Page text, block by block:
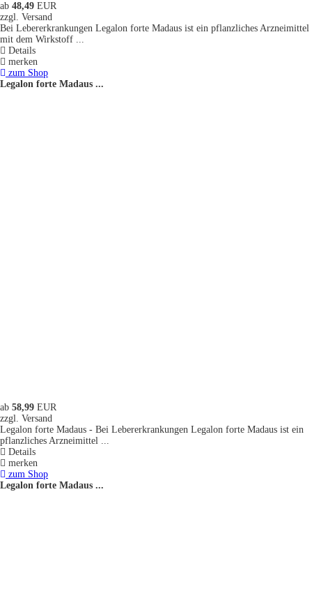
ab 48,49 EUR
zzgl. Versand
Bei Lebererkrankungen Legalon forte Madaus ist ein pflanzliches Arzneimittel
mit dem Wirkstoff ...
Details
merken
zum Shop
Legalon forte Madaus ...
ab 58,99 EUR
zzgl. Versand
Legalon forte Madaus - Bei Lebererkrankungen Legalon forte Madaus ist ein
pflanzliches Arzneimittel ...
Details
merken
zum Shop
Legalon forte Madaus ...